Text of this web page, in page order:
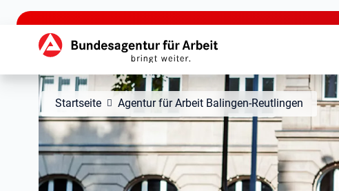
zu den Hauptinhalten springen
Hauptnavigation
Startseite Agentur für Arbeit Balingen-Reutlingen